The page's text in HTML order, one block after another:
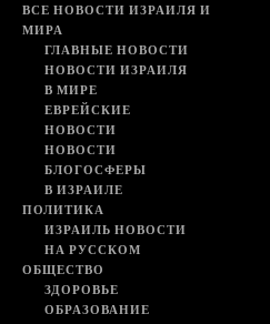
ВСЕ НОВОСТИ ИЗРАИЛЯ И
МИРА
ГЛАВНЫЕ НОВОСТИ
НОВОСТИ ИЗРАИЛЯ
В МИРЕ
ЕВРЕЙСКИЕ
НОВОСТИ
НОВОСТИ
БЛОГОСФЕРЫ
В ИЗРАИЛЕ
ПОЛИТИКА
ИЗРАИЛЬ НОВОСТИ
НА РУССКОМ
ОБЩЕСТВО
ЗДОРОВЬЕ
ОБРАЗОВАНИЕ